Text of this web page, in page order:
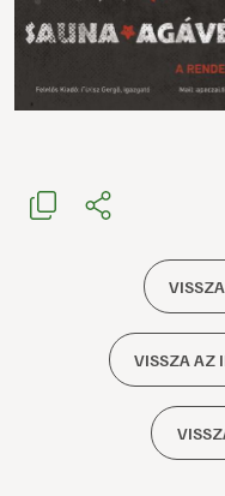
VISSZA AZ